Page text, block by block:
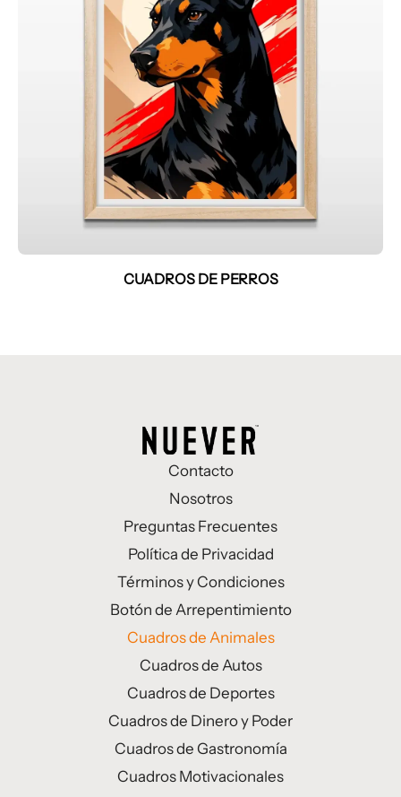
CUADROS DE PERROS
Contacto
Nosotros
Preguntas Frecuentes
Política de Privacidad
Términos y Condiciones
Botón de Arrepentimiento
Cuadros de Animales
Cuadros de Autos
Cuadros de Deportes
Cuadros de Dinero y Poder
Cuadros de Gastronomía
Cuadros Motivacionales